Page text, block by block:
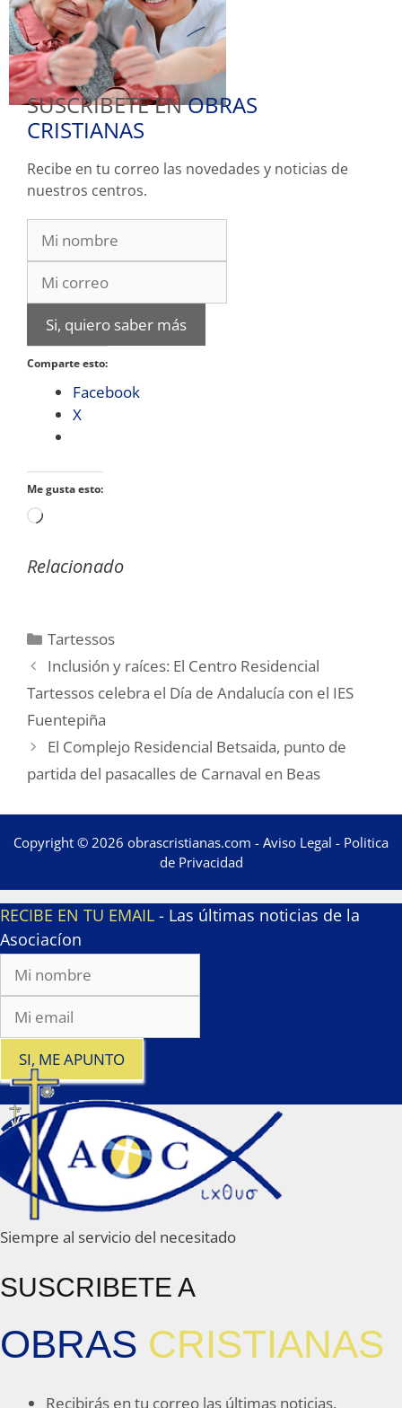
SUSCRIBETE ENOBRAS
CRISTIANAS
Recibe en tu correo las novedades y noticias de
nuestros centros.
Si, quiero saber más
Comparte esto:
Facebook
X
Me gusta esto:
Cargando...
Relacionado
Categorías
Tartessos
Inclusión y raíces: El Centro Residencial
Tartessos celebra el Día de Andalucía con el IES
Fuentepiña
El Complejo Residencial Betsaida, punto de
partida del pasacalles de Carnaval en Beas
Copyright © 2026 obrascristianas.com - Aviso Legal - Politica
de Privacidad
RECIBE EN TU EMAIL - Las últimas noticias de la
Asociacíon
SI, ME APUNTO
Siempre al servicio del necesitado
SUSCRIBETE A
OBRAS CRISTIANAS
Recibirás en tu correo las últimas noticias.